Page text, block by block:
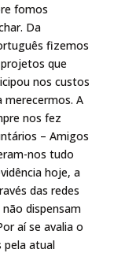
fomos
Da
fizemos
que
nos custos
merecermos. A
nos fez
– Amigos
nos tudo
hoje, a
das redes
dispensam
aí se avalia o
pela atual